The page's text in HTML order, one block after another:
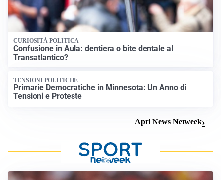
CURIOSITÀ POLITICA
Confusione in Aula: dentiera o bite dentale al
Transatlantico?
TENSIONI POLITICHE
Primarie Democratiche in Minnesota: Un Anno di
Tensioni e Proteste
Apri News Netweek